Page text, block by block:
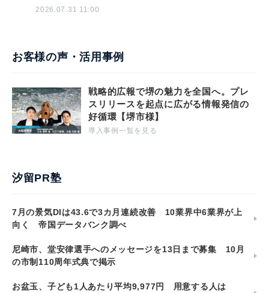
2026.07.31 11:00
お客様の声・活用事例
戦略的広報で堺の魅力を全国へ。プレ
スリリースを起点に広がる情報発信の
好循環【堺市様】
導入事例一覧を見る
汐留PR塾
7月の景気DIは43.6で3カ月連続改善 10業界中6業界が上
向く 帝国データバンク調べ
尼崎市、堂安律選手へのメッセージを13日まで募集 10月
の市制110周年式典で掲示
お盆玉、子ども1人あたり平均9,977円 用意する人は